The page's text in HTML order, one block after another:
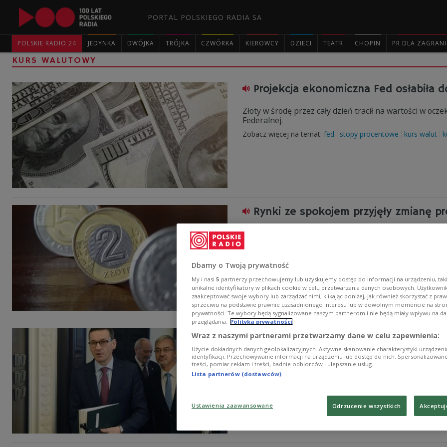
PORTAL POLSKIEGO RADIA SA
POLSKIE RADIO 24 JEDYNKA DWÓJKA TRÓJKA CZWÓRKA KIEROWCY DZIECI TEATR CHOPIN PR DLA
KURS WALUTOWY
Projekcja ekonomiczna Fed osłabiła
Złoty w środę przez cały dzień tracił na wartości w
Federalnej.
Zobacz więcej na temat: fed stopy procentowe kurs walut
Rynki ze spokojem przyjęły zmianę
Rynki walutowe zamarły w oczekiwaniu na środowe
Zobacz więcej na temat:
Mateusz Morawiecki ma być
Na rynkach brak gwałtownej reakcji na zmianę na
się, że Beatę Szydło zastąpić ma Mateusz
niewielkie osłabienie względem dolara, zaś Giełda
Mateusz Morawiecki Rząd RP
kurs walut
Dbamy o Twoją prywatność
My i nasi 5 partnerzy przechowujemy lub uzyskujemy dostęp do informacji na urządzeniu,
unikalne identyfikatory w plikach cookie w celu przetwarzania danych osobowych.
zaakceptować swoje wybory lub zarządzać nimi, klikając poniżej, jak również skorzystać z
sprzeciwu na podstawie prawnie uzasadnionego interesu lub w dowolnym momencie na
prywatności. Te wybory będą sygnalizowane naszym partnerom i nie będą miały wpływu na
przeglądania. Polityka prywatności
Wraz z naszymi partnerami przetwarzamy dane w celu zapewnienia:
Użycie dokładnych danych geolokalizacyjnych. Aktywne skanowanie charakterystyki
identyfikacji. Przechowywanie informacji na urządzeniu lub dostęp do nich.
treści, pomiar reklam i treści, badnie odbiorców i ulepszanie usług.
Lista partnerów (dostawców)
Ustawienia zaawansowane Odrzucenie wszystkich